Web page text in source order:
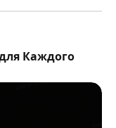
Каждого